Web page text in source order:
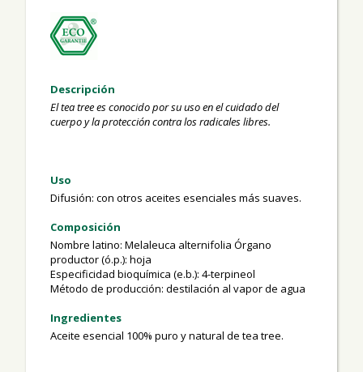
Descripción
El tea tree es conocido por su uso en el cuidado del
cuerpo y la protección contra los radicales libres.
Uso
Difusión: con otros aceites esenciales más suaves.
Composición
Nombre latino: Melaleuca alternifolia Órgano
productor (ó.p.): hoja
Especificidad bioquímica (e.b.): 4-terpineol
Método de producción: destilación al vapor de agua
Ingredientes
Aceite esencial 100% puro y natural de tea tree.